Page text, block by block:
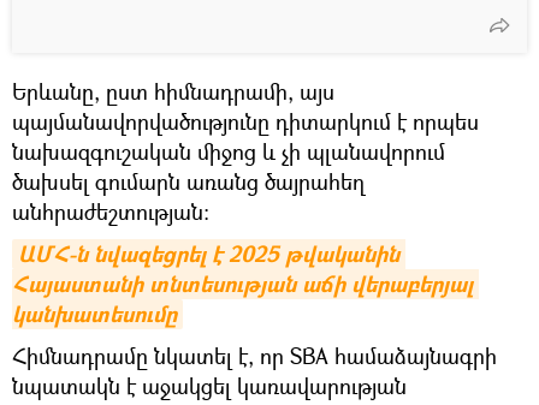
Երևանը, ըստ հիմնադրամի, այս
պայմանավորվածությունը դիտարկում է որպես
նախազգուշական միջոց և չի պլանավորում
ծախսել գումարն առանց ծայրահեղ
անհրաժեշտության։
ԱՄՀ-ն նվազեցրել է 2025 թվականին
Հայաստանի տնտեսության աճի վերաբերյալ
կանխատեսումը
Հիմնադրամը նկատել է, որ SBA համաձայնագրի
նպատակն է աջակցել կառավարության